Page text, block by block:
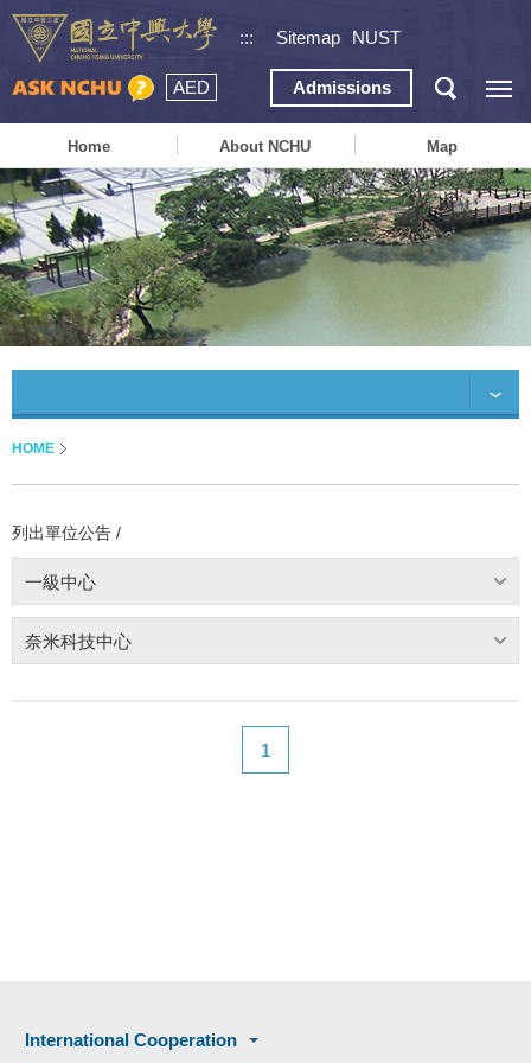
::: Sitemap NUST
AED Admissions
Home About NCHU Map
HOME
列出單位公告 /
一級中心
奈米科技中心
1
International Cooperation